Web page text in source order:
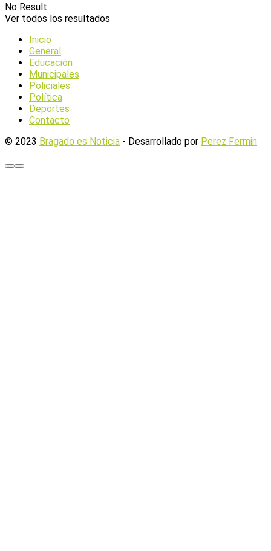
No Result
Ver todos los resultados
Inicio
General
Educación
Municipales
Policiales
Política
Deportes
Contacto
© 2023 Bragado es Noticia - Desarrollado por Perez Fermin